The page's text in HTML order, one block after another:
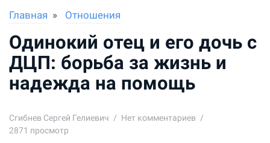
Главная Отношения
Одинокий отец и его дочь с
ДЦП: борьба за жизнь и
надежда на помощь
Сгибнев Сергей Гелиевич
Нет комментариев
2871 просмотр